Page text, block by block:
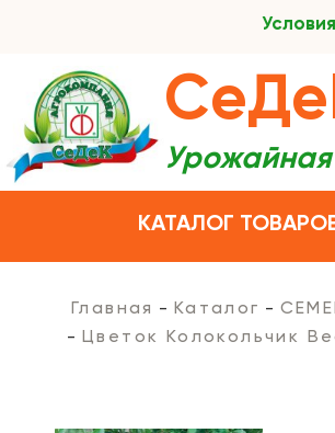
КАТАЛОГ
Урожайная
Главная Каталог
Цветок Колокольчик